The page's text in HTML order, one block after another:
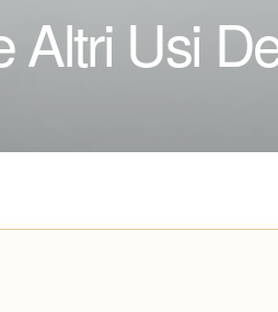
Altri Usi